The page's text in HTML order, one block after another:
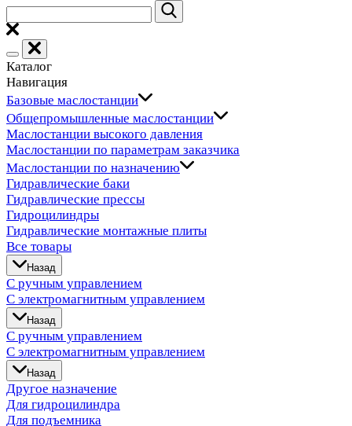
Каталог
Навигация
Базовые маслостанции
Общепромышленные маслостанции
Маслостанции высокого давления
Маслостанции по параметрам заказчика
Маслостанции по назначению
Гидравлические баки
Гидравлические прессы
Гидроцилиндры
Гидравлические монтажные плиты
Все товары
Назад
С ручным управлением
С электромагнитным управлением
Назад
С ручным управлением
С электромагнитным управлением
Назад
Другое назначение
Для гидроцилиндра
Для подъемника